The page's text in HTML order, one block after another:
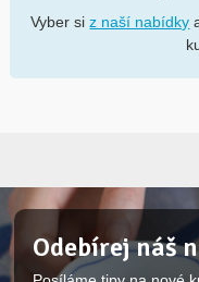
Vyber siz naší nabídky
Odebírej náš